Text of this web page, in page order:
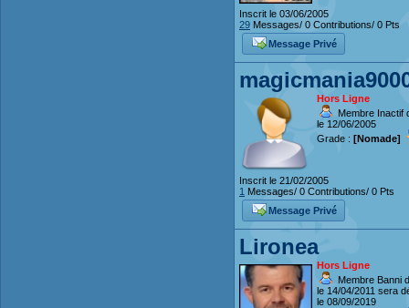
Inscrit le 03/06/2005
29 Messages/ 0 Contributions/ 0 Pts
Message Privé
Hors Ligne
Membre Inactif
le 12/06/2005
Grade : [Nomade]
Inscrit le 21/02/2005
1 Messages/ 0 Contributions/ 0 Pts
Message Privé
Lironea
Hors Ligne
Membre Banni
le 14/04/2011 sera
le 08/09/2019